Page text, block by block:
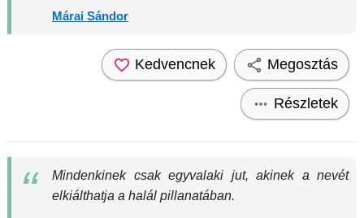
Márai Sándor
Kedvencnek Megosztás
Részletek
Mindenkinek csak egyvalaki jut, akinek a nevét
elkiálthatja a halál pillanatában.